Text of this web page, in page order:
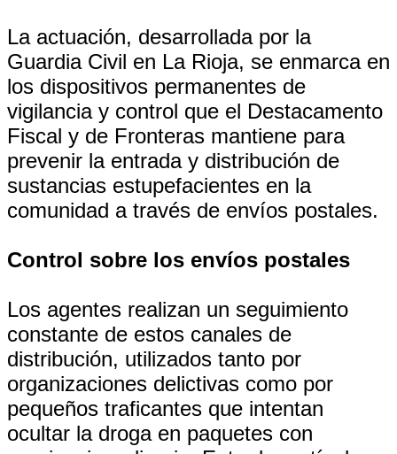
La actuación, desarrollada por la
Guardia Civil en La Rioja, se enmarca en
los dispositivos permanentes de
vigilancia y control que el Destacamento
Fiscal y de Fronteras mantiene para
prevenir la entrada y distribución de
sustancias estupefacientes en la
comunidad a través de envíos postales.
Control sobre los envíos postales
Los agentes realizan un seguimiento
constante de estos canales de
distribución, utilizados tanto por
organizaciones delictivas como por
pequeños traficantes que intentan
ocultar la droga en paquetes con